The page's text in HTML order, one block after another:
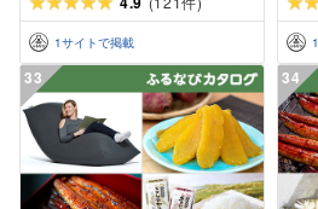
1サイトで掲載 1
33 34